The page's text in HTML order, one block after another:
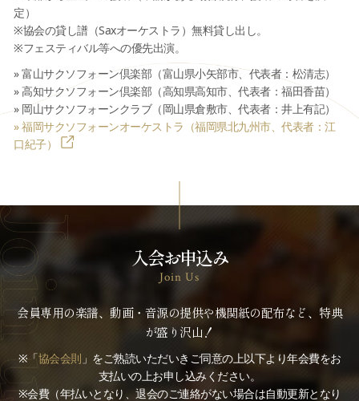
定）
※協会の貸し譜（Saxオーケストラ）無料貸し出し。
※フェスティバル等への優先出演。
» 富山サクソフォーン倶楽部（富山県小矢部市、代表者：松清志）
» 高知サクソフォーン倶楽部（高知県高知市、代表者：福田香苗）
» 岡山サクソフォーンクラブ（岡山県倉敷市、代表者：井上有記）
» 福岡サクソフォーンオーケストラ（福岡県北九州市、代表者：江
口紀子）
入会お申込み
Join Us
会員専用の楽譜、動画・音源の提供や機関紙の配布など、特典
が盛り沢山！
※「協会会則 」をご熟読いただいきご同意の上以下より年会費をお
支払いの上お申し込みください。
※会費（年払いとなり、退会のご連絡がない場合は自動更新となり